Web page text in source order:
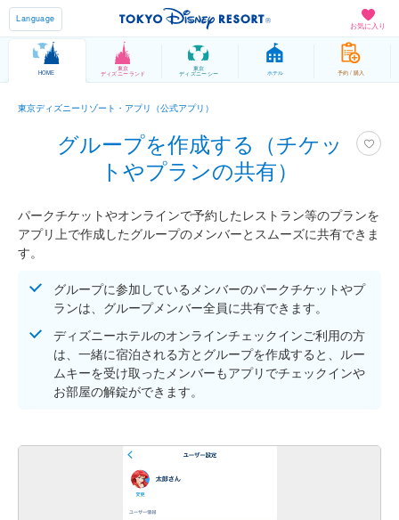
お気に入り
Language
HOME
東京
ディズニーランド
東京
ディズニーシー ホテル 予約 / 購入
東京ディズニーリゾート・アプリ（公式アプリ）
グループを作成する（チケッ
トやプランの共有）
パークチケットやオンラインで予約したレストラン等のプランを
アプリ上で作成したグループのメンバーとスムーズに共有できま
す。
グループに参加しているメンバーのパークチケットやプ
ランは、グループメンバー全員に共有できます。
ディズニーホテルのオンラインチェックインご利用の方
は、一緒に宿泊される方とグループを作成すると、ルー
ムキーを受け取ったメンバーもアプリでチェックインや
お部屋の解錠ができます。